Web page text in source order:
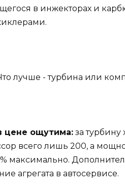
в инжекторах и
цене ощутима: за турбину
всего лишь 200, а
максимально.
агрегата в автосервисе.